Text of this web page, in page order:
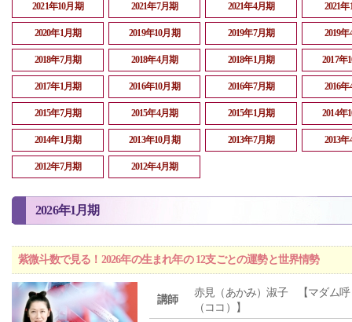
2021年10月期 2021年7月期 2021年4月期 2021
2020年1月期 2019年10月期 2019年7月期 2019
2018年7月期 2018年4月期 2018年1月期 2017年
2017年1月期 2016年10月期 2016年7月期 2016
2015年7月期 2015年4月期 2015年1月期 2014年
2014年1月期 2013年10月期 2013年7月期 2013
2012年7月期 2012年4月期
2026年1月期
紫微斗数で見る！2026年の生まれ年の 12支ごとの運勢と世界情勢
講師
赤見（あかみ）淑子 【マダム呼
（ココ）】